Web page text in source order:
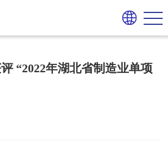
“2022年湖北省制造业单项